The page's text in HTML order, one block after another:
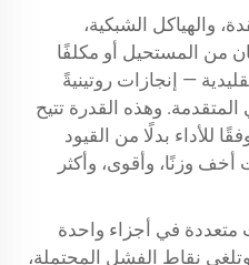
والهياكل الشبكية،
من المستحيل أو مكلفًا
— إنجازات روتينيةً
وهذه القدرة تتيح
للأداء بدلًا من القيود
أخف وزنًا، وأقوى، وأكثر
في أجزاء واحدة
نقاط الفشل المحتملة،